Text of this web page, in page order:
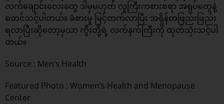
လက်ချောင်းလေးတွေ ဒါမှမဟုတ် လူကြီးကစားစရာ အရုပ်တွေနဲ့
စတင်သင့်ပါတယ်။ ခံစားမှု မြင့်တက်လာပြီး အရှိန်တဖြည်းဖြည်း
ရလာပြီးဆိုတော့မှသာ ကွီးတို့ရဲ့ လက်နက်ကြီးကို ထုတ်သုံးသင့်ပါ
တယ်။
Source : Men’s Health
Featured Photo : Women’s Health and Menopause
Center